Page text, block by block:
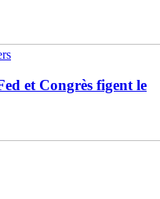
et Congrès figent le